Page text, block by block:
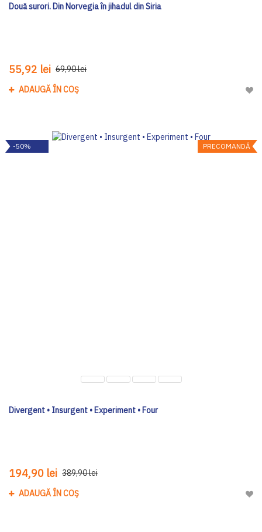
Două surori. Din Norvegia în jihadul din Siria
55,92 lei 69,90 lei
ADAUGĂ ÎN COȘ
PRECOMANDĂ
-50%
Divergent • Insurgent • Experiment • Four
194,90 lei 389,90 lei
ADAUGĂ ÎN COȘ